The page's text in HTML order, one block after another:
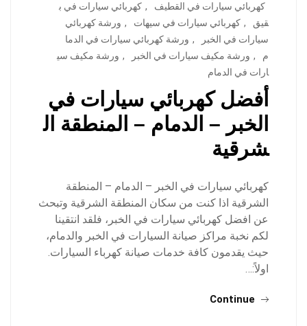
كهربائي سيارات في القطيف
, كهربائي سيارات في ب
قيق
, كهربائي سيارات في سيهات , ورشة كهربائي
سيارات في الخبر
, ورشة كهربائي سيارات في الدما
م
, ورشة مكيف سيارات في الخبر , ورشة مكيف سي
ارات في الدمام
أفضل كهربائي سيارات في
الخبر – الدمام – المنطقة ال
شرقية
كهربائي سيارات في الخبر – الدمام – المنطقة
الشرقية اذا كنت من سكان المنطقة الشرقية وتبحث
عن افضل كهربائي سيارات في الخبر، فلقد انتقينا
لكم نخبة مراكز صيانة السيارات في الخبر والدمام،
حيث يقدمون كافة خدمات صيانة كهرباء السيارات.
اولاً:…
Continue